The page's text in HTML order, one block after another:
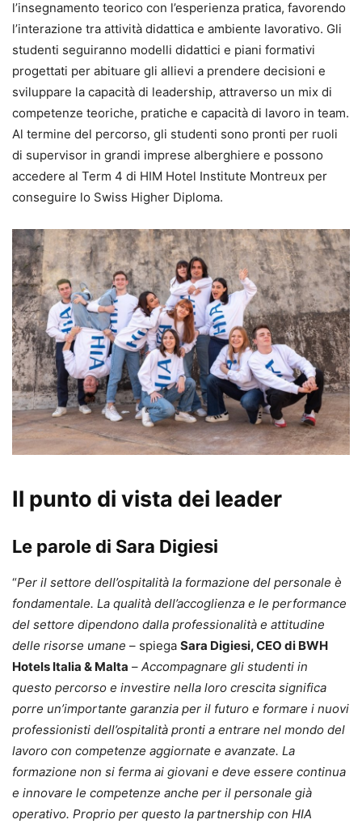
l’insegnamento teorico con l’esperienza pratica, favorendo
l’interazione tra attività didattica e ambiente lavorativo. Gli
studenti seguiranno modelli didattici e piani formativi
progettati per abituare gli allievi a prendere decisioni e
sviluppare la capacità di leadership, attraverso un mix di
competenze teoriche, pratiche e capacità di lavoro in team.
Al termine del percorso, gli studenti sono pronti per ruoli
di supervisor in grandi imprese alberghiere e possono
accedere al Term 4 di HIM Hotel Institute Montreux per
conseguire lo Swiss Higher Diploma.
Il punto di vista dei leader
Le parole di Sara Digiesi
“Per il settore dell’ospitalità la formazione del personale è
fondamentale. La qualità dell’accoglienza e le performance
del settore dipendono dalla professionalità e attitudine
delle risorse umane – spiega Sara Digiesi, CEO di BWH
Hotels Italia & Malta – Accompagnare gli studenti in
questo percorso e investire nella loro crescita significa
porre un’importante garanzia per il futuro e formare i nuovi
professionisti dell’ospitalità pronti a entrare nel mondo del
lavoro con competenze aggiornate e avanzate. La
formazione non si ferma ai giovani e deve essere continua
e innovare le competenze anche per il personale già
operativo. Proprio per questo la partnership con HIA